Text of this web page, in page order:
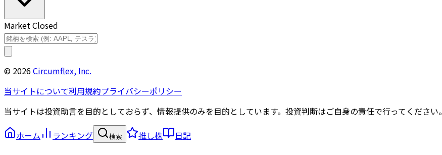
Market Closed
© 2026Circumflex, Inc.
当サイトについて利用規約プライバシーポリシー
当サイトは投資助言を目的としておらず、情報提供のみを目的としています。投資判断はご自身の責任で行ってください。
ホーム
ランキング 検索 推し株 日記